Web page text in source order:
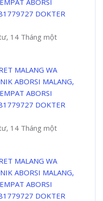
ABORSI
DOKTER
14 Tháng một
MALANG WA
ABORSI MALANG,
ABORSI
DOKTER
14 Tháng một
MALANG WA
ABORSI MALANG,
ABORSI
DOKTER